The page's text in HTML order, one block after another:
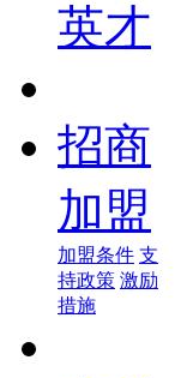
英才
招商
加盟
加盟条件 支
持政策 激励
措施